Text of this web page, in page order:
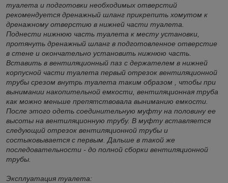
туалета и подготовки необходимых отверстий
рекомендуется дренажный шланг прикрепить хомутом к
дренажному отверстию в нижней части туалета.
Поднести нижнюю часть туалета к месту установки,
протянуть дренажный шланг в подготовленное отверстие
в стене и окончательно установить нижнюю часть.
Вставить в вентиляционный паз с держателем в нижней
корпусной части туалета первый отрезок вентиляционной
трубы срезом внутрь туалета таким образом , чтобы при
вынимании накопительной емкости, вентиляционная труба
как можно меньше препятствовала выниманию емкости.
После этого одеть соединительную муфту на половину ее
высоты на вентиляционную трубу. В муфту вставляется
следующий отрезок вентиляционной трубы и
состыковывается с первым. Дальше в такой же
последовательности - до полной сборки вентиляционной
трубы.
Эксплуатация туалета: